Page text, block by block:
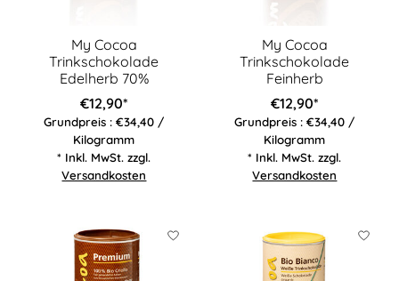
My Cocoa
Trinkschokolade
Edelherb 70%
€12,90*
Grundpreis : €34,40 /
Kilogramm
* Inkl. MwSt. zzgl.
Versandkosten
My Cocoa
Trinkschokolade
Feinherb
€12,90*
Grundpreis : €34,40 /
Kilogramm
* Inkl. MwSt. zzgl.
Versandkosten